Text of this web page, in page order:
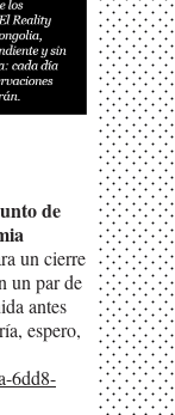
de
un cierre
un par de
antes
espero,
6dd8-